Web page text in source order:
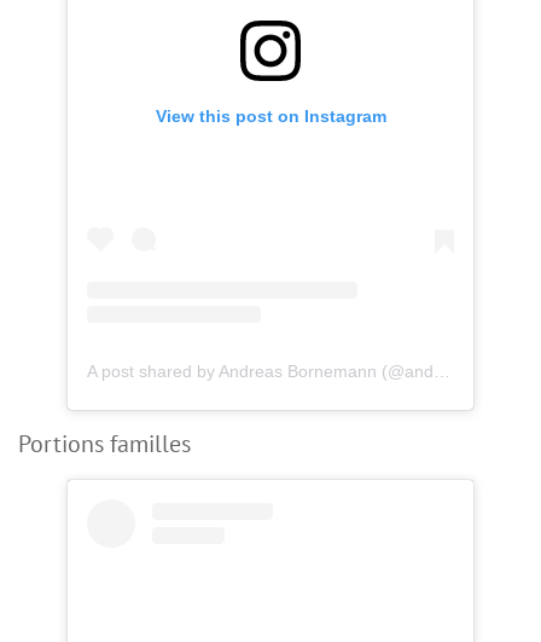
View this post on Instagram
Portions familles